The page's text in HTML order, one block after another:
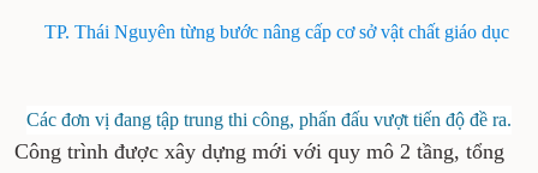
TP. Thái Nguyên từng bước nâng cấp cơ sở vật chất giáo dục
Các đơn vị đang tập trung thi công, phấn đấu vượt tiến độ đề ra.
Công trình được xây dựng mới với quy mô 2 tầng, tổng